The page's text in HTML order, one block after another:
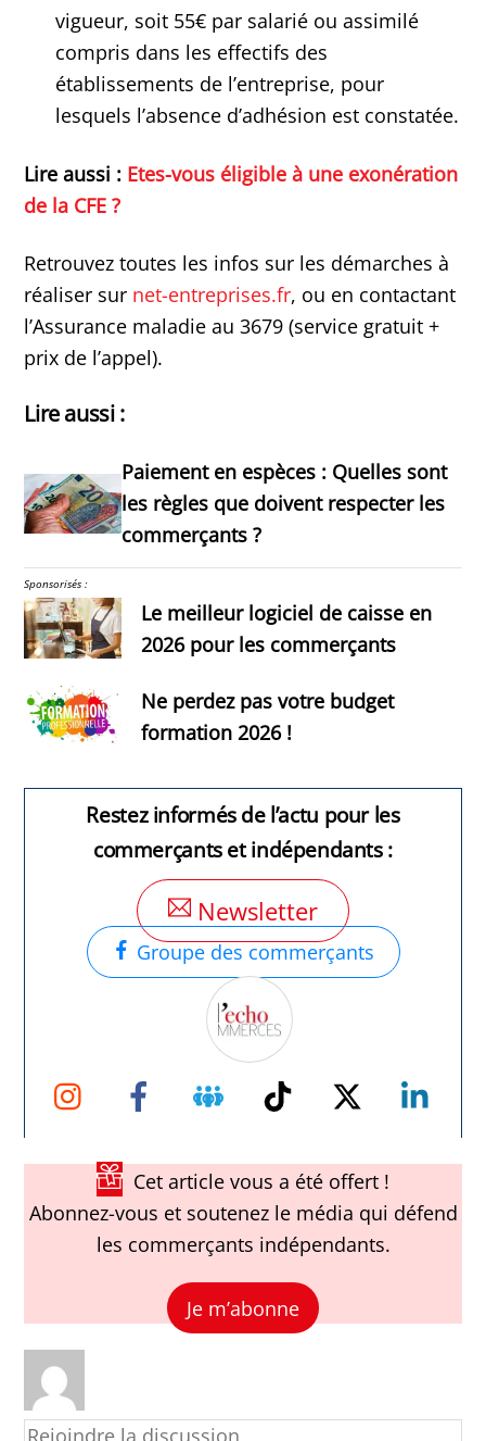
vigueur, soit 55€ par salarié ou assimilé
compris dans les effectifs des
établissements de l’entreprise, pour
lesquels l’absence d’adhésion est constatée.
Lire aussi : Etes-vous éligible à une exonération
de la CFE ?
Retrouvez toutes les infos sur les démarches à
réaliser sur net-entreprises.fr, ou en contactant
l’Assurance maladie au 3679 (service gratuit +
prix de l’appel).
Lire aussi :
Paiement en espèces : Quelles sont
les règles que doivent respecter les
commerçants ?
Sponsorisés :
Le meilleur logiciel de caisse en
2026 pour les commerçants
Ne perdez pas votre budget
formation 2026 !
Restez informés de l’actu pour les
commerçants et indépendants :
Newsletter
Groupe des commerçants
Instagram Facebook Groupe
Facebook
TikTok Twitter
Cet article vous a été offert !
Abonnez-vous et soutenez le média qui défend
les commerçants indépendants.
Je m’abonne